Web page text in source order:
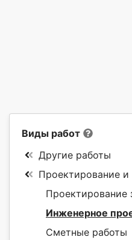
Виды работ
Другие работы
Проектирование и
Проектирование
Инженерное
Сметные работы